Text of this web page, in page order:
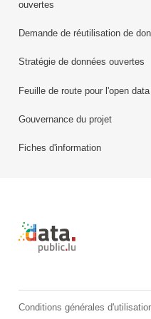
ouvertes
Demande de réutilisation de
Stratégie de données ouvertes
Feuille de route pour l'open data
Gouvernance du projet
Fiches d'information
Retour à l'accueil de
Conditions générales